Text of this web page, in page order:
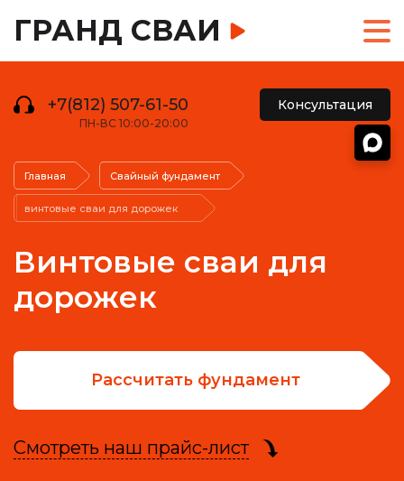
ГРАНД СВАИ
+7(812) 507-61-50
ПН-ВС 10:00-20:00
Консультация
Главная Свайный фундамент
винтовые сваи для дорожек
Винтовые сваи для
дорожек
Рассчитать фундамент
Смотреть наш прайс-лист